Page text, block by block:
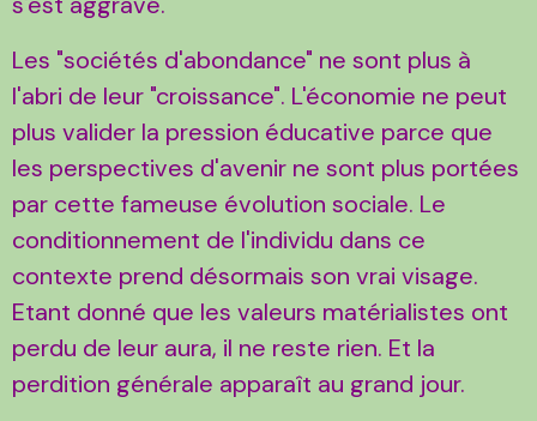
Les "sociétés d'abondance" ne sont plus à
l'abri de leur "croissance". L'économie ne peut
plus valider la pression éducative parce que
les perspectives d'avenir ne sont plus portées
par cette fameuse évolution sociale. Le
conditionnement de l'individu dans ce
contexte prend désormais son vrai visage.
Etant donné que les valeurs matérialistes ont
perdu de leur aura, il ne reste rien. Et la
perdition générale apparaît au grand jour.